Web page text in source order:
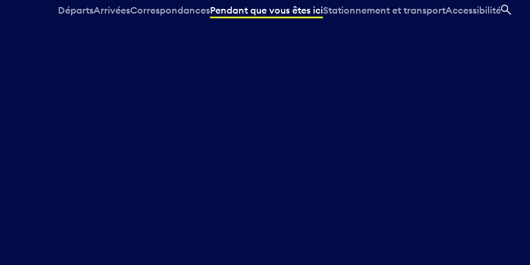
DépartsArrivéesCorrespondancesPendant que vous êtes iciStationnement et transportAccessibilité